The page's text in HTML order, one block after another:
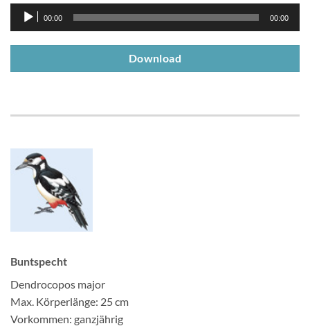
Audio-
Player
00:00 00:00
Download
Buntspecht
Dendrocopos major
Max. Körperlänge: 25 cm
Vorkommen: ganzjährig